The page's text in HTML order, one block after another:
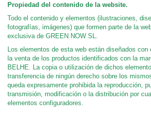
Propiedad del contenido de la website.
Todo el contenido y elementos (ilustraciones,
fotografías, imágenes) que formen parte de la
exclusiva de GREEN NOW SL.
Los elementos de esta web están diseñados
la venta de los productos identificados con la
BELHE. La copia o utilización de dichos
transferencia de ningún derecho sobre los
queda expresamente prohibida la reproducción,
transmisión, modificación o la distribución por
elementos configuradores.